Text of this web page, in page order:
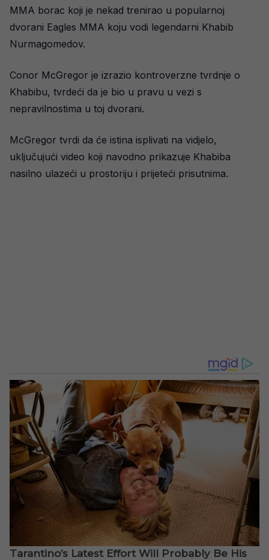
MMA borac koji je nekad trenirao u popularnoj
dvorani Eagles MMA koju vodi legendarni Khabib
Nurmagomedov.
Conor McGregor je izrazio kontroverzne tvrdnje o
Khabibu, tvrdeći da je bio u pravu u vezi s
nepravilnostima u toj dvorani.
McGregor tvrdi da će istina isplivati na vidjelo,
uključujući video koji navodno prikazuje Khabiba
nasilno ulazeći u prostoriju i prijeteći prisutnima.